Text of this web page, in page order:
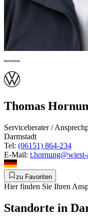
Thomas
Serviceberater /
Darmstadt
Tel: (06151) 864-234
E-Mail: t.hornung@wiest-
zu Favoriten
Hier finden Sie Ihren
Standorte in